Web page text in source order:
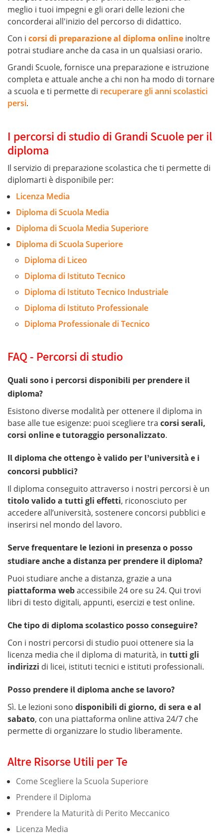
meglio i tuoi impegni e gli orari delle lezioni che
concorderai all'inizio del percorso di didattico.
Con i corsi di preparazione al diploma online inoltre
potrai studiare anche da casa in un qualsiasi orario.
Grandi Scuole, fornisce una preparazione e istruzione
completa e attuale anche a chi non ha modo di tornare
a scuola e ti permette di recuperare gli anni scolastici
persi.
I percorsi di studio di Grandi Scuole per il
diploma
Il servizio di preparazione scolastica che ti permette di
diplomarti è disponibile per:
Licenza Media
Diploma di Scuola Media
Diploma di Scuola Media Superiore
Diploma di Scuola Superiore
Diploma di Liceo
Diploma di Istituto Tecnico
Diploma di Istituto Tecnico Industriale
Diploma di Istituto Professionale
Diploma Professionale di Tecnico
FAQ - Percorsi di studio
Quali sono i percorsi disponibili per prendere il
diploma?
Esistono diverse modalità per ottenere il diploma in
base alle tue esigenze: puoi scegliere tra corsi serali,
corsi online e tutoraggio personalizzato.
Il diploma che ottengo è valido per l’università e i
concorsi pubblici?
Il diploma conseguito attraverso i nostri percorsi è un
titolo valido a tutti gli effetti, riconosciuto per
accedere all’università, sostenere concorsi pubblici e
inserirsi nel mondo del lavoro.
Serve frequentare le lezioni in presenza o posso
studiare anche a distanza per prendere il diploma?
Puoi studiare anche a distanza, grazie a una
piattaforma webaccessibile 24 ore su 24. Qui trovi
libri di testo digitali, appunti, esercizi e test online.
Che tipo di diploma scolastico posso conseguire?
Con i nostri percorsi di studio puoi ottenere sia la
licenza media che il diploma di maturità, in tutti gli
indirizzi di licei, istituti tecnici e istituti professionali.
Posso prendere il diploma anche se lavoro?
Sì. Le lezioni sono disponibili di giorno, di sera e al
sabato, con una piattaforma online attiva 24/7 che
permette di organizzare lo studio liberamente.
Altre Risorse Utili per Te
Come Scegliere la Scuola Superiore
Prendere il Diploma
Prendere la Maturità di Perito Meccanico
Licenza Media